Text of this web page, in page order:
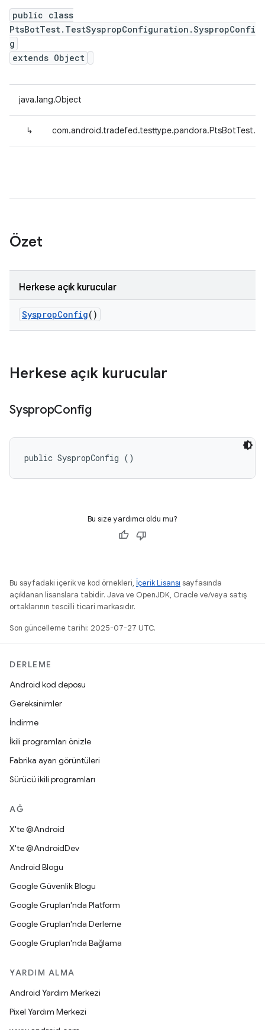
public class
PtsBotTest.TestSyspropConfiguration.SyspropConfi
g
extends Object
java.lang.Object
↳
Özet
Herkese açık kurucular
SyspropConfig()
Herkese açık kurucular
SyspropConfig
public SyspropConfig ()
Bu size yardımcı oldu mu?
Bu sayfadaki içerik ve kod örnekleri, İçerik Lisansı sayfasında
açıklanan lisanslara tabidir. Java ve OpenJDK, Oracle ve/veya satış
ortaklarının tescilli ticari markasıdır.
Son güncelleme tarihi: 2025-07-27 UTC.
DERLEME
Android kod deposu
Gereksinimler
İndirme
İkili programları önizle
Fabrika ayarı görüntüleri
Sürücü ikili programları
AĞ
X'te @Android
X'te @AndroidDev
Android Blogu
Google Güvenlik Blogu
Google Grupları'nda Platform
Google Grupları'nda Derleme
Google Grupları'nda Bağlama
YARDIM ALMA
Android Yardım Merkezi
Pixel Yardım Merkezi